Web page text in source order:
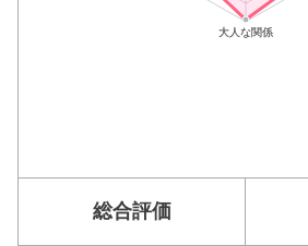
総合評価